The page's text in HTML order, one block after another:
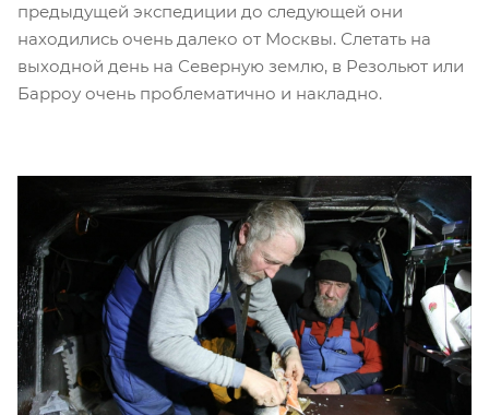
предыдущей экспедиции до следующей они
находились очень далеко от Москвы. Слетать на
выходной день на Северную землю, в Резольют или
Барроу очень проблематично и накладно.